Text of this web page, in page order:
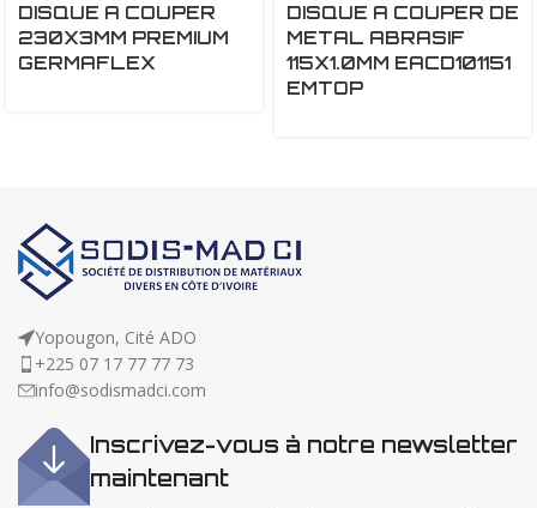
DISQUE A COUPER
230X3MM PREMIUM
GERMAFLEX
DISQUE A COUPER DE
METAL ABRASIF
115X1.0MM EACD101151
EMTOP
Yopougon, Cité ADO
+225 07 17 77 77 73
info@sodismadci.com
Inscrivez-vous à notre newsletter
maintenant